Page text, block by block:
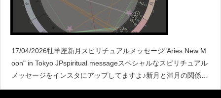
17/04/2026牡羊座新月スピリチュアルメッセージ"Aries New M
oon" in Tokyo JPspiritual messageスペシャルなスピリチュアル
メッセージをインスタにアップしてますよ♪新月と満月の関係こ
こで新月